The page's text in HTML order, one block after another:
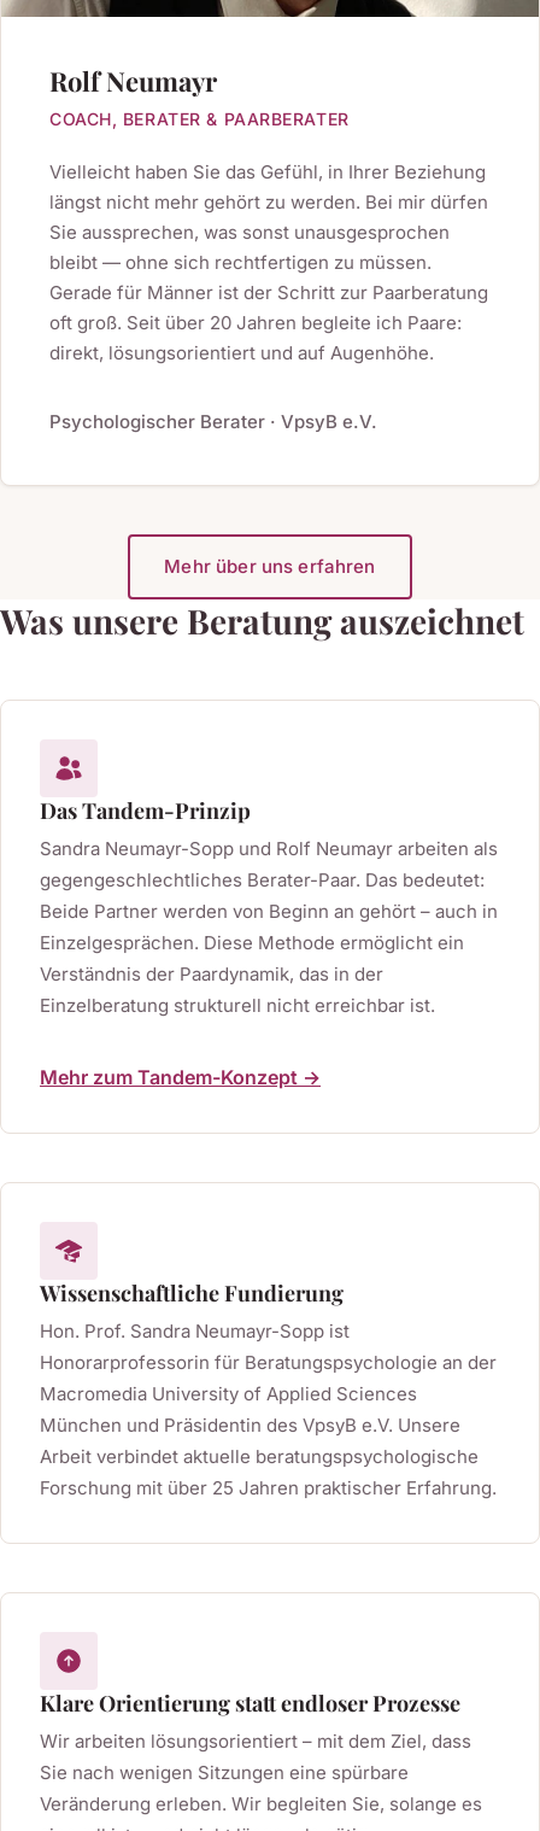
Rolf Neumayr
COACH, BERATER & PAARBERATER
Vielleicht haben Sie das Gefühl, in Ihrer Beziehung
längst nicht mehr gehört zu werden. Bei mir dürfen
Sie aussprechen, was sonst unausgesprochen
bleibt — ohne sich rechtfertigen zu müssen.
Gerade für Männer ist der Schritt zur Paarberatung
oft groß. Seit über 20 Jahren begleite ich Paare:
direkt, lösungsorientiert und auf Augenhöhe.
Psychologischer Berater · VpsyB e.V.
Mehr über uns erfahren
Was unsere Beratung auszeichnet
Das Tandem-Prinzip
Sandra Neumayr-Sopp und Rolf Neumayr arbeiten als
gegengeschlechtliches Berater-Paar. Das bedeutet:
Beide Partner werden von Beginn an gehört – auch in
Einzelgesprächen. Diese Methode ermöglicht ein
Verständnis der Paardynamik, das in der
Einzelberatung strukturell nicht erreichbar ist.
Mehr zum Tandem-Konzept →
Wissenschaftliche Fundierung
Hon. Prof. Sandra Neumayr-Sopp ist
Honorarprofessorin für Beratungspsychologie an der
Macromedia University of Applied Sciences
München und Präsidentin des VpsyB e.V. Unsere
Arbeit verbindet aktuelle beratungspsychologische
Forschung mit über 25 Jahren praktischer Erfahrung.
Klare Orientierung statt endloser Prozesse
Wir arbeiten lösungsorientiert – mit dem Ziel, dass
Sie nach wenigen Sitzungen eine spürbare
Veränderung erleben. Wir begleiten Sie, solange es